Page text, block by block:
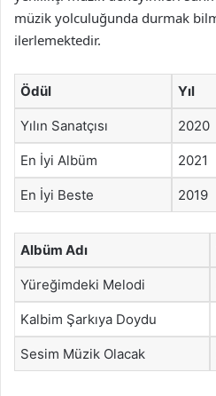
müzik yolculuğunda durmak
ilerlemektedir.
Ödül Yıl
Yılın Sanatçısı 2020
En İyi Albüm 2021
En İyi Beste 2019
Albüm Adı
Yüreğimdeki Melodi
Kalbim Şarkıya Doydu
Sesim Müzik Olacak